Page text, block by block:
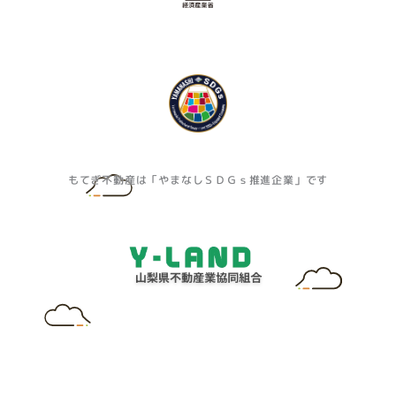
もてぎ不動産は「やまなしＳＤＧｓ推進企業」です